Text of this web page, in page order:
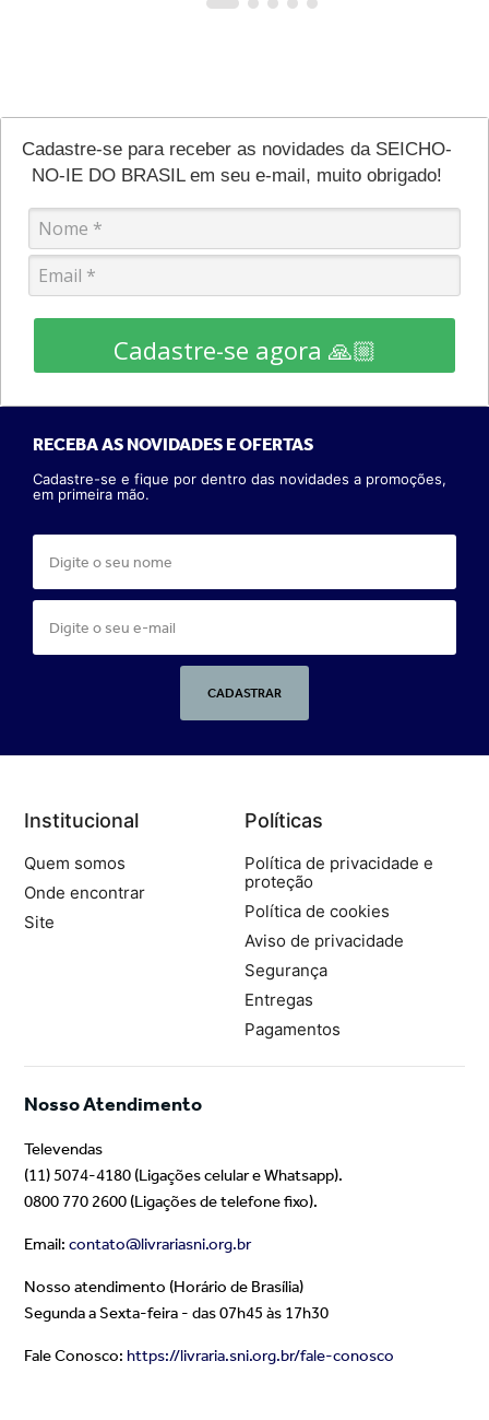
Cadastre-se para receber as novidades da SEICHO-
NO-IE DO BRASIL em seu e-mail, muito obrigado!
Cadastre-se agora 🙏🏼
RECEBA AS NOVIDADES E OFERTAS
Cadastre-se e fique por dentro das novidades a promoções,
em primeira mão.
CADASTRAR
Institucional
Quem somos
Onde encontrar
Site
Políticas
Política de privacidade e
proteção
Política de cookies
Aviso de privacidade
Segurança
Entregas
Pagamentos
Nosso Atendimento
Televendas
(11) 5074-4180 (Ligações celular e Whatsapp).
0800 770 2600 (Ligações de telefone fixo).
Email:contato@livrariasni.org.br
Nosso atendimento (Horário de Brasília)
Segunda a Sexta-feira - das 07h45 às 17h30
Fale Conosco: https://livraria.sni.org.br/fale-conosco